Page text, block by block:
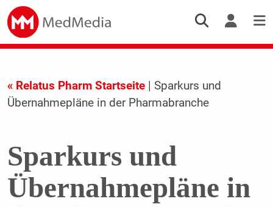
« Relatus Pharm Startseite| Sparkurs und
Übernahmepläne in der Pharmabranche
Sparkurs und
Übernahmepläne in